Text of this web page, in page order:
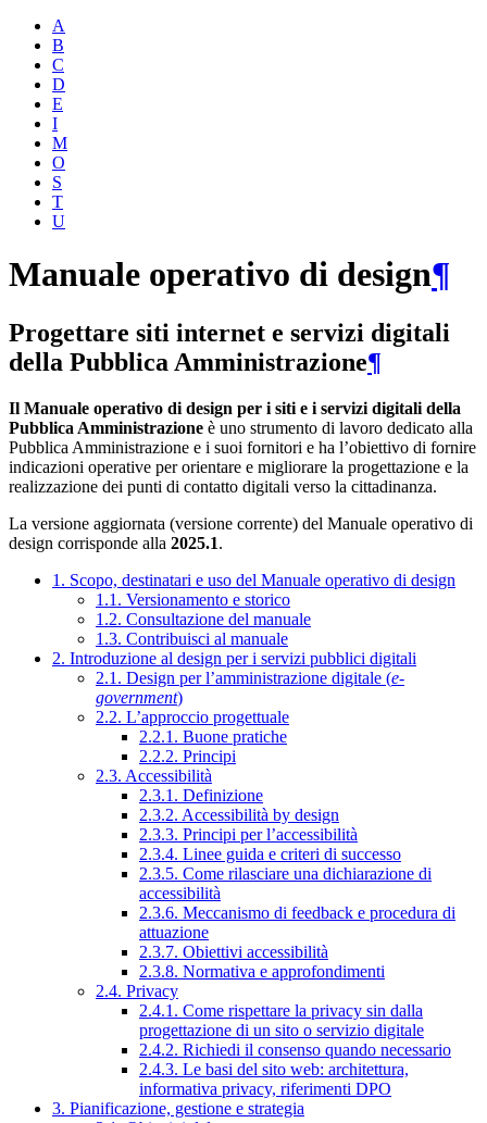
A
B
C
D
E
I
M
O
S
T
U
Manuale operativo di design¶
Progettare siti internet e servizi digitali
della Pubblica Amministrazione¶
Il Manuale operativo di design per i siti e i servizi digitali della
Pubblica Amministrazione è uno strumento di lavoro dedicato alla
Pubblica Amministrazione e i suoi fornitori e ha l’obiettivo di fornire
indicazioni operative per orientare e migliorare la progettazione e la
realizzazione dei punti di contatto digitali verso la cittadinanza.
La versione aggiornata (versione corrente) del Manuale operativo di
design corrisponde alla 2025.1.
1. Scopo, destinatari e uso del Manuale operativo di design
1.1. Versionamento e storico
1.2. Consultazione del manuale
1.3. Contribuisci al manuale
2. Introduzione al design per i servizi pubblici digitali
2.1. Design per l’amministrazione digitale (e-
government)
2.2. L’approccio progettuale
2.2.1. Buone pratiche
2.2.2. Principi
2.3. Accessibilità
2.3.1. Definizione
2.3.2. Accessibilità by design
2.3.3. Principi per l’accessibilità
2.3.4. Linee guida e criteri di successo
2.3.5. Come rilasciare una dichiarazione di
accessibilità
2.3.6. Meccanismo di feedback e procedura di
attuazione
2.3.7. Obiettivi accessibilità
2.3.8. Normativa e approfondimenti
2.4. Privacy
2.4.1. Come rispettare la privacy sin dalla
progettazione di un sito o servizio digitale
2.4.2. Richiedi il consenso quando necessario
2.4.3. Le basi del sito web: architettura,
informativa privacy, riferimenti DPO
3. Pianificazione, gestione e strategia